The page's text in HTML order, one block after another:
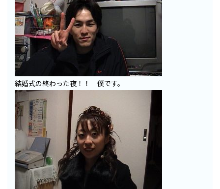
結婚式の終わった夜！！ 僕です。